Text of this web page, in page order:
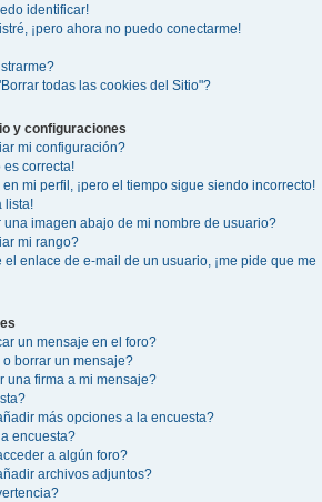
identificar!
¡pero ahora no puedo conectarme!
todas las cookies del Sitio"?
y configuraciones
mi configuración?
es correcta!
mi perfil, ¡pero el tiempo sigue siendo incorrecto!
lista!
imagen abajo de mi nombre de usuario?
mi rango?
enlace de e-mail de un usuario, ¡me pide que me
un mensaje en el foro?
borrar un mensaje?
una firma a mi mensaje?
más opciones a la encuesta?
encuesta?
a algún foro?
archivos adjuntos?